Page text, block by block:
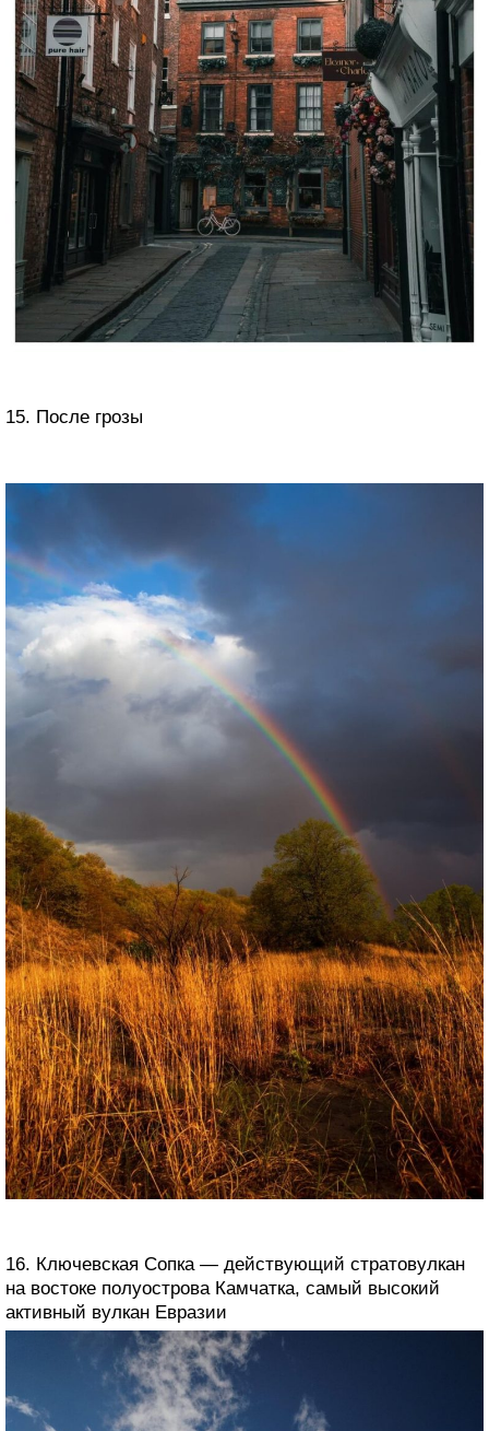
15. После грозы
16. Ключевская Сопка — действующий стратовулкан
на востоке полуострова Камчатка, самый высокий
активный вулкан Евразии